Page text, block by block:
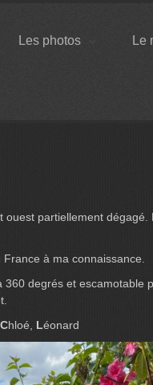
Les photos Le
partiellement
à ma connaissance.
degrés et escamotable
Chloé, Léonard